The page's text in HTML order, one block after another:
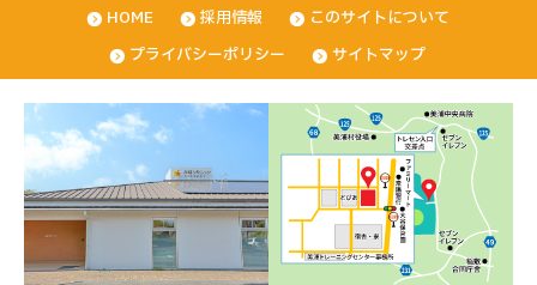
HOME 採用情報
このサイトについて
プライバシーポリシー
サイトマップ